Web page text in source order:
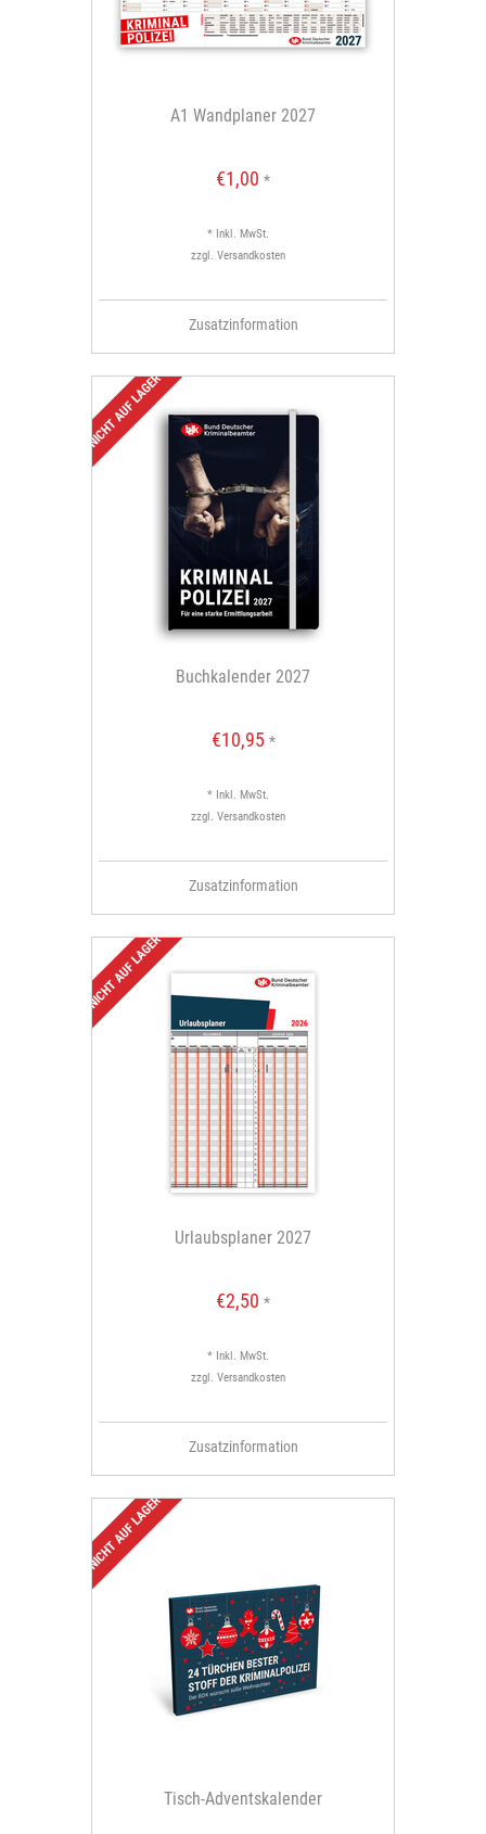
A1 Wandplaner 2027
€1,00 *
* Inkl. MwSt.
zzgl. Versandkosten
Zusatzinformation
NICHT AUF LAGER
Buchkalender 2027
€10,95 *
* Inkl. MwSt.
zzgl. Versandkosten
Zusatzinformation
NICHT AUF LAGER
Urlaubsplaner 2027
€2,50 *
* Inkl. MwSt.
zzgl. Versandkosten
Zusatzinformation
NICHT AUF LAGER
Tisch-Adventskalender